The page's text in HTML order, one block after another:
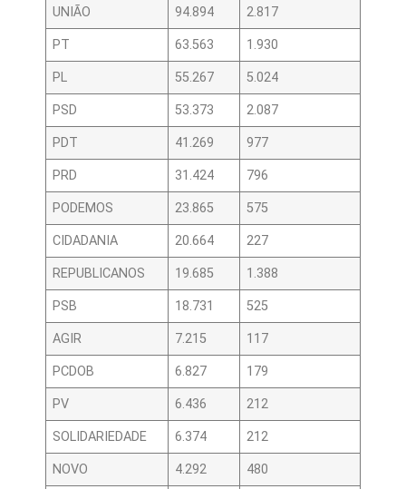
UNIÃO 94.894 2.817
PT 63.563 1.930
PL 55.267 5.024
PSD 53.373 2.087
PDT 41.269 977
PRD 31.424 796
PODEMOS 23.865 575
CIDADANIA 20.664 227
REPUBLICANOS 19.685 1.388
PSB 18.731 525
AGIR 7.215 117
PCDOB 6.827 179
PV 6.436 212
SOLIDARIEDADE 6.374 212
NOVO 4.292 480